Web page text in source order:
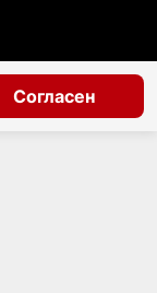
Согласен